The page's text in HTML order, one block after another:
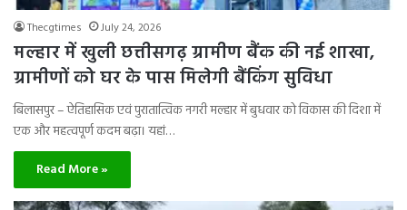
Thecgtimes July 24, 2026
मल्हार में खुली छत्तीसगढ़ ग्रामीण बैंक की नई शाखा,
ग्रामीणों को घर के पास मिलेगी बैंकिंग सुविधा
बिलासपुर – ऐतिहासिक एवं पुरातात्विक नगरी मल्हार में बुधवार को विकास की दिशा में
एक और महत्वपूर्ण कदम बढ़ा। यहां…
Read More »